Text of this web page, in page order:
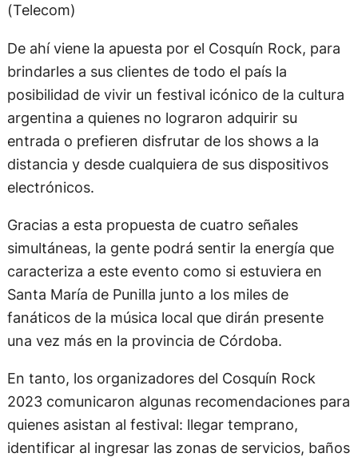
(Telecom)
De ahí viene la apuesta por el Cosquín Rock, para
brindarles a sus clientes de todo el país la
posibilidad de vivir un festival icónico de la cultura
argentina a quienes no lograron adquirir su
entrada o prefieren disfrutar de los shows a la
distancia y desde cualquiera de sus dispositivos
electrónicos.
Gracias a esta propuesta de cuatro señales
simultáneas, la gente podrá sentir la energía que
caracteriza a este evento como si estuviera en
Santa María de Punilla junto a los miles de
fanáticos de la música local que dirán presente
una vez más en la provincia de Córdoba.
En tanto, los organizadores del Cosquín Rock
2023 comunicaron algunas recomendaciones para
quienes asistan al festival: llegar temprano,
identificar al ingresar las zonas de servicios, baños